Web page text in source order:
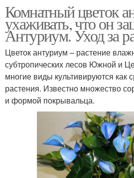
Комнатный цветок
ухаживать, что он
Антуриум. Уход за
Цветок антуриум – растение
субтропических лесов Южной и
многие виды культивируются как
растения. Известно множество
и формой покрывальца.